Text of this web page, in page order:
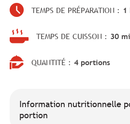
TEMPS DE PRÉPARATION : 1
TEMPS DE CUISSON : 30
QUANTITÉ : 4 portions
Information nutritionnelle
portion